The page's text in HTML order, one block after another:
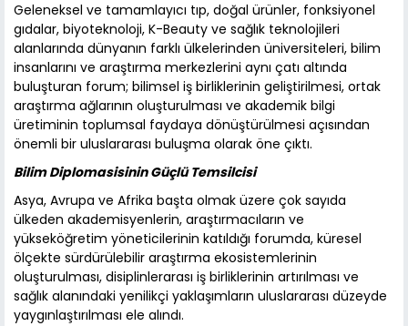
Geleneksel ve tamamlayıcı tıp, doğal ürünler, fonksiyonel
gıdalar, biyoteknoloji, K-Beauty ve sağlık teknolojileri
alanlarında dünyanın farklı ülkelerinden üniversiteleri, bilim
insanlarını ve araştırma merkezlerini aynı çatı altında
buluşturan forum; bilimsel iş birliklerinin geliştirilmesi, ortak
araştırma ağlarının oluşturulması ve akademik bilgi
üretiminin toplumsal faydaya dönüştürülmesi açısından
önemli bir uluslararası buluşma olarak öne çıktı.
Bilim Diplomasisinin Güçlü Temsilcisi
Asya, Avrupa ve Afrika başta olmak üzere çok sayıda
ülkeden akademisyenlerin, araştırmacıların ve
yükseköğretim yöneticilerinin katıldığı forumda, küresel
ölçekte sürdürülebilir araştırma ekosistemlerinin
oluşturulması, disiplinlerarası iş birliklerinin artırılması ve
sağlık alanındaki yenilikçi yaklaşımların uluslararası düzeyde
yaygınlaştırılması ele alındı.